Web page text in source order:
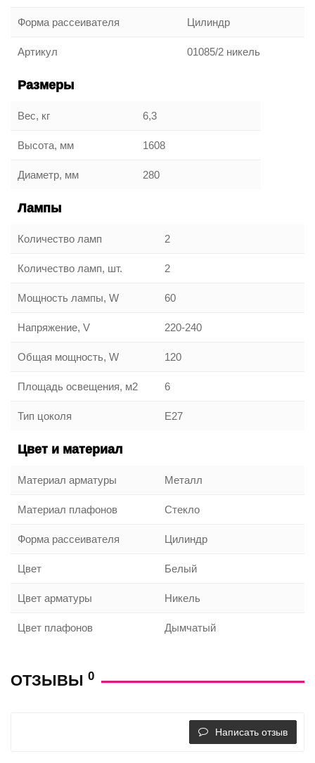
Форма рассеивателя Цилиндр
Артикул 01085/2 никель
Размеры
Вес, кг 6,3
Высота, мм 1608
Диаметр, мм 280
Лампы
Количество ламп 2
Количество ламп, шт. 2
Мощность лампы, W 60
Напряжение, V 220-240
Общая мощность, W 120
Площадь освещения, м2 6
Тип цоколя E27
Цвет и материал
Материал арматуры Металл
Материал плафонов Стекло
Форма рассеивателя Цилиндр
Цвет Белый
Цвет арматуры Никель
Цвет плафонов Дымчатый
ОТЗЫВЫ 0
Написать отзыв